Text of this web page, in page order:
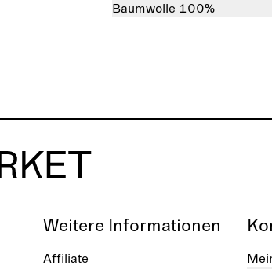
Baumwolle 100%
Weitere Informationen
Affiliate